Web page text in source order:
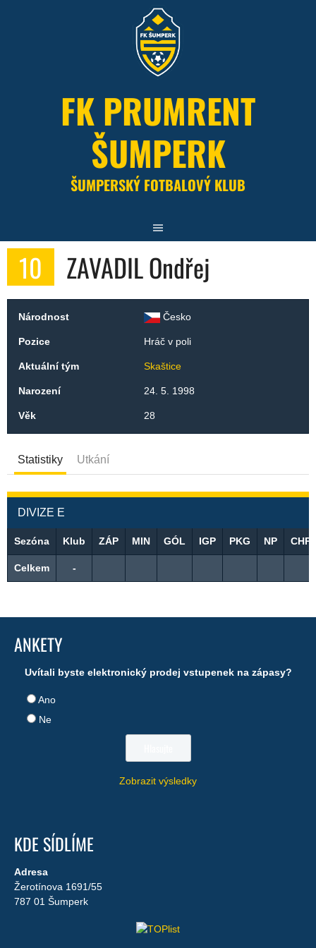
FK PRUMRENT
ŠUMPERK
ŠUMPERSKÝ FOTBALOVÝ KLUB
10 ZAVADIL Ondřej
Národnost Česko
Pozice Hráč v poli
Aktuální tým Skaštice
Narození 24. 5. 1998
Věk 28
Statistiky Utkání
DIVIZE E
Sezóna Klub ZÁP MIN GÓL IGP PKG NP CHP
Celkem -
ANKETY
Uvítali byste elektronický prodej vstupenek na zápasy?
Ano
Ne
Zobrazit výsledky
KDE SÍDLÍME
Adresa
Žerotínova 1691/55
787 01 Šumperk